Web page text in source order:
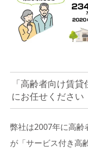
「高齢者向け賃
にお任せください
弊社は2007年に高齢
が「サービス付き高